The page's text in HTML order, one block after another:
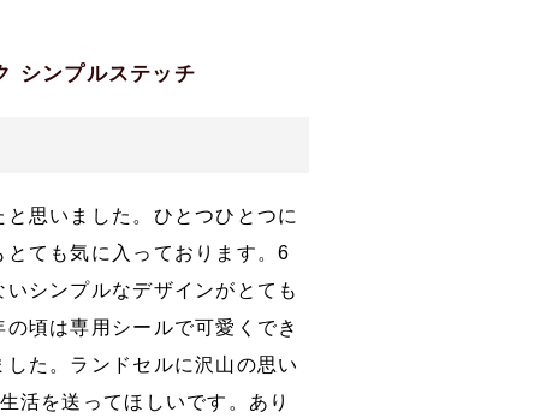
シンプルステッチ
思いました。ひとつひとつに
ても気に入っております。6
シンプルなデザインがとても
頃は専用シールで可愛くでき
た。ランドセルに沢山の思い
活を送ってほしいです。あり